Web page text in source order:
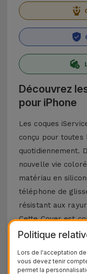
Découvrez
pour iPhone
Les coques
conçu pour toutes
quotidiennement.
nouvelle vie
matériau en
téléphone de
résistant aux
Cette Cover est
14, 13, 12, entre
Protection à 3
Politique
Lors de l'acceptation
vous devez tenir
permet la